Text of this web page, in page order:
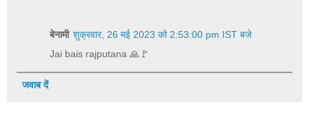
बेनामी शुक्रवार, 26 मई 2023 को 2:53:00 pm IST बजे
Jai bais rajputana 🙏🚩
जवाब दें